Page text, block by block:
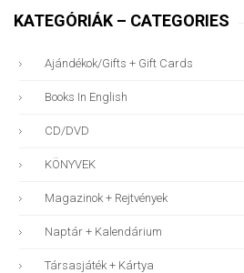
KATEGÓRIÁK – CATEGORIES
Ajándékok/gifts + Gift Cards
Books In English
CD/DVD
KÖNYVEK
Magazinok + Rejtvények
Naptár + Kalendárium
Társasjáték + Kártya